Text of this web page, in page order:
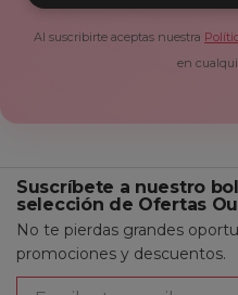
Al suscribirte aceptas nuestra
en
Suscríbete a nuestro
selección de Ofertas
No te pierdas grandes
promociones y descuentos.